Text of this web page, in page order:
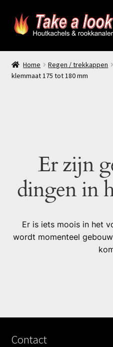
Ga
door
Ga
naar
Home
Prijsindicatie rookkanaal
Producten
Home Regen / trekkappen
klemmaat 175 tot 180 mm
Er zijn
dingen in
Er is iets moois in het
wordt momenteel
Contact